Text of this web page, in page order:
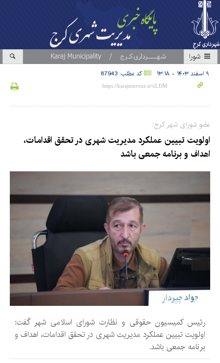
شورا
۹ اسفند ۱۴۰۳ - ۱۳:۱۸ کد مطلب: 87943
عضو شورای شهر کرج:
اولویت تبیین عملکرد مدیریت شهری در تحقق اقدامات،
اهداف و برنامه جمعی باشد
رئیس کمیسیون حقوقی و نظارت شورای اسلامی شهر گفت:
اولویت تبیین عملکرد مدیریت شهری در تحقق اقدامات، اهداف و
برنامه جمعی باشد.